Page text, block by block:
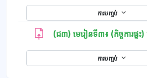
ការបញ្ចប់
(ជ៣) មេរៀនទី៣៖ (កិច្ចការផ្ទះ
ការបញ្ចប់